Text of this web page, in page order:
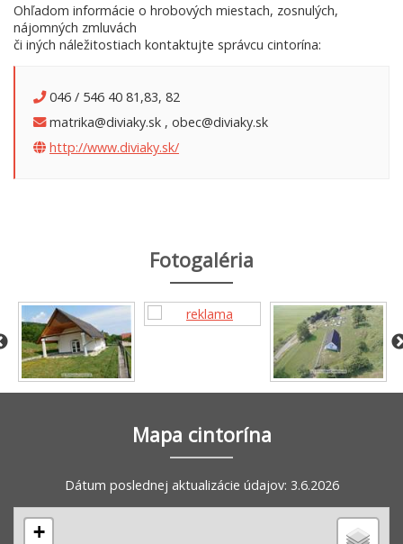
Ohľadom informácie o hrobových miestach, zosnulých,
nájomných zmluvách
či iných náležitostiach kontaktujte správcu cintorína:
046 / 546 40 81,83, 82
matrika@diviaky.sk , obec@diviaky.sk
http://www.diviaky.sk/
Fotogaléria
Mapa cintorína
Dátum poslednej aktualizácie údajov: 3.6.2026
+